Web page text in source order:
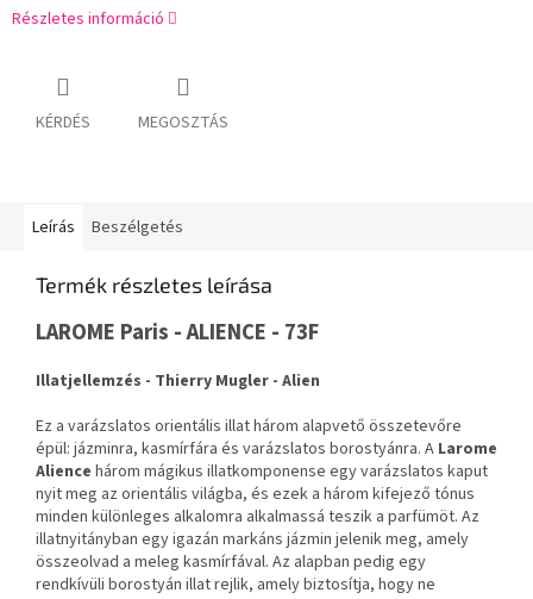
Részletes információ
KÉRDÉS MEGOSZTÁS
Leírás Beszélgetés
Termék részletes leírása
LAROME Paris - ALIENCE - 73F
Illatjellemzés - Thierry Mugler - Alien
Ez a varázslatos orientális illat három alapvető összetevőre
épül: jázminra, kasmírfára és varázslatos borostyánra. A Larome
Alience három mágikus illatkomponense egy varázslatos kaput
nyit meg az orientális világba, és ezek a három kifejező tónus
minden különleges alkalomra alkalmassá teszik a parfümöt. Az
illatnyitányban egy igazán markáns jázmin jelenik meg, amely
összeolvad a meleg kasmírfával. Az alapban pedig egy
rendkívüli borostyán illat rejlik, amely biztosítja, hogy ne